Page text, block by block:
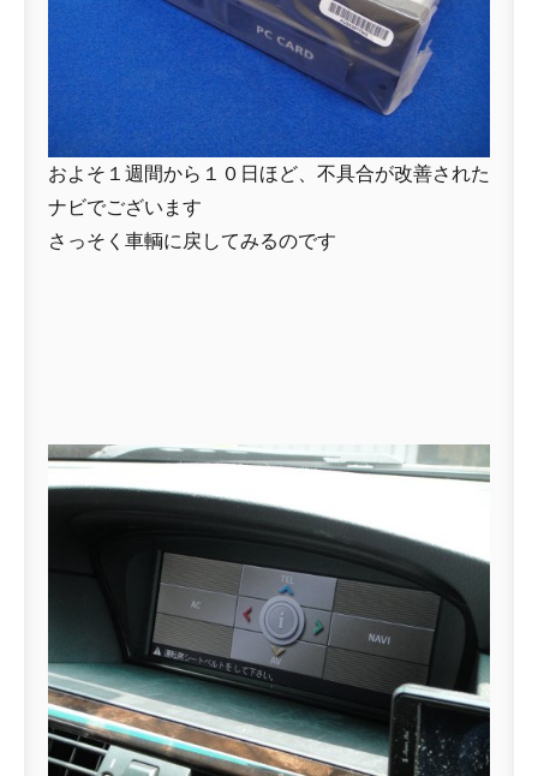
およそ１週間から１０日ほど、不具合が改善された
ナビでございます
さっそく車輌に戻してみるのです